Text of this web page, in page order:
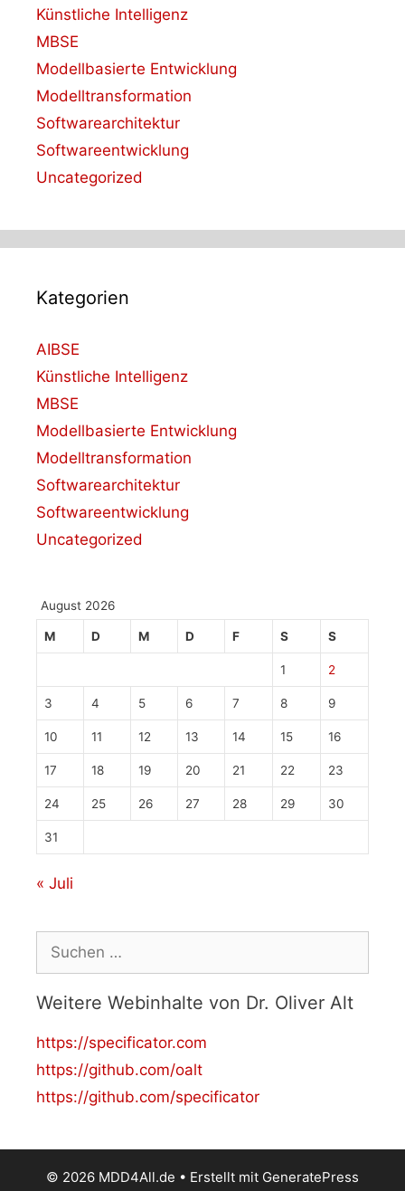
Künstliche Intelligenz
MBSE
Modellbasierte Entwicklung
Modelltransformation
Softwarearchitektur
Softwareentwicklung
Uncategorized
Kategorien
AIBSE
Künstliche Intelligenz
MBSE
Modellbasierte Entwicklung
Modelltransformation
Softwarearchitektur
Softwareentwicklung
Uncategorized
August 2026
M D M D F S S
1 2
3 4 5 6 7 8 9
10 11 12 13 14 15 16
17 18 19 20 21 22 23
24 25 26 27 28 29 30
31
« Juli
nach:
Weitere Webinhalte von Dr. Oliver Alt
https://specificator.com
https://github.com/oalt
https://github.com/specificator
© 2026 MDD4All.de • Erstellt mit GeneratePress